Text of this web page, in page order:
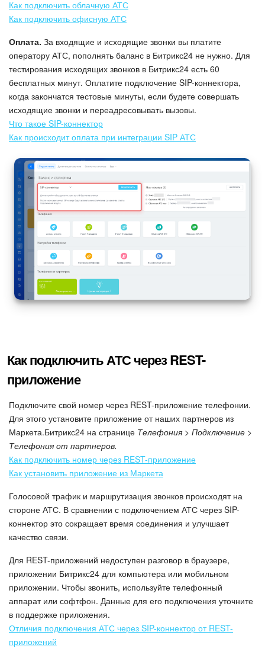
Как подключить облачную АТС
Как подключить офисную АТС
Оплата. За входящие и исходящие звонки вы платите
оператору АТС, пополнять баланс в Битрикс24 не нужно. Для
тестирования исходящих звонков в Битрикс24 есть 60
бесплатных минут. Оплатите подключение SIP-коннектора,
когда закончатся тестовые минуты, если будете совершать
исходящие звонки и переадресовывать вызовы.
Что такое SIP-коннектор
Как происходит оплата при интеграции SIP АТС
Как подключить АТС через REST-
приложение
Подключите свой номер через REST-приложение телефонии.
Для этого установите приложение от наших партнеров из
Маркета.Битрикс24 на странице Телефония > Подключение >
Телефония от партнеров.
Как подключить номер через REST-приложение
Как установить приложение из Маркета
Голосовой трафик и маршрутизация звонков происходят на
стороне АТС. В сравнении с подключением АТС через SIP-
коннектор это сокращает время соединения и улучшает
качество связи.
Для REST-приложений недоступен разговор в браузере,
приложении Битрикс24 для компьютера или мобильном
приложении. Чтобы звонить, используйте телефонный
аппарат или софтфон. Данные для его подключения уточните
в поддержке приложения.
Отличия подключения АТС через SIP-коннектор от REST-
приложений